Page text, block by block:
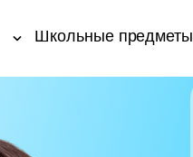
Школьные предметы